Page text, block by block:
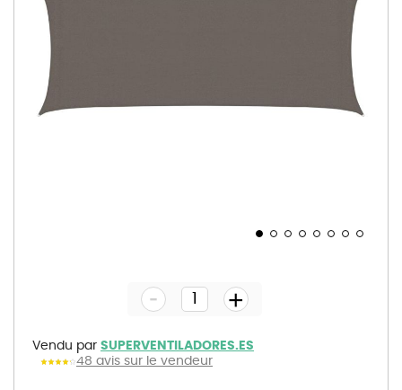
gallery
Vendu par SUPERVENTILADORES.ES
48 avis sur le vendeur
- +